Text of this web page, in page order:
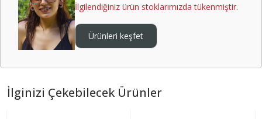
İlgilendiğiniz ürün stoklarımızda tükenmiştir.
Ürünleri keşfet
İlginizi Çekebilecek Ürünler